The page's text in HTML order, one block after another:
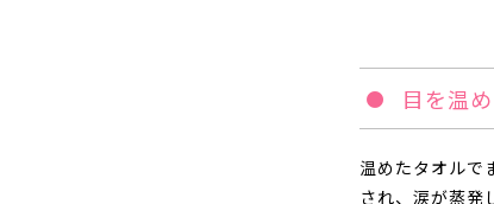
目を温
温めたタオルで
され、涙が蒸発